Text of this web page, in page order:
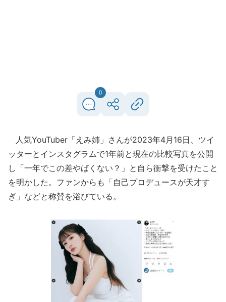
0
人気YouTuber「えみ姉」さんが2023年4月16日、ツイ
ッターとインスタグラムで1年前と現在の比較写真を公開
し「一年でこの差やばくない？」と自ら衝撃を受けたこと
を明かした。ファンからも「自己プロデュースが天才す
ぎ」などと称賛を浴びている。